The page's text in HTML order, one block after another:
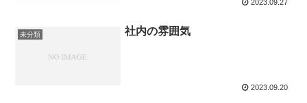
2023.09.27
未分類 社内の雰囲気
2023.09.20